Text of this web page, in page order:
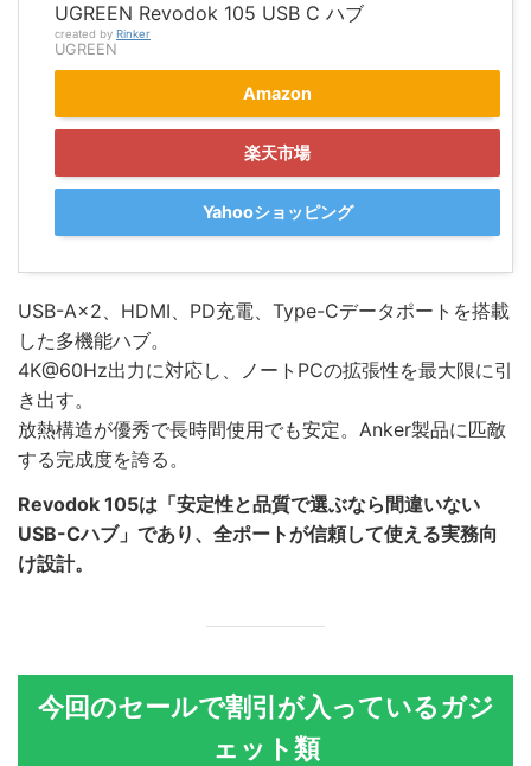
UGREEN Revodok 105 USB C ハブ
created by Rinker
UGREEN
Amazon
楽天市場
Yahooショッピング
USB-A×2、HDMI、PD充電、Type-Cデータポートを搭載
した多機能ハブ。
4K@60Hz出力に対応し、ノートPCの拡張性を最大限に引
き出す。
放熱構造が優秀で長時間使用でも安定。Anker製品に匹敵
する完成度を誇る。
Revodok 105は「安定性と品質で選ぶなら間違いない
USB-Cハブ」であり、全ポートが信頼して使える実務向
け設計。
今回のセールで割引が入っているガジ
ェット類